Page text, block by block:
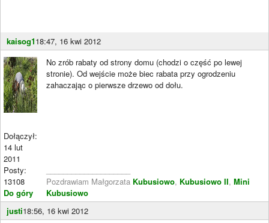
kaisog118:47, 16 kwi 2012
Dołączył:
14 lut
2011
Posty:
13108
Do góry
No zrób rabaty od strony domu (chodzi o część po lewej
stronie). Od wejście może biec rabata przy ogrodzeniu
zahaczając o pierwsze drzewo od dołu.
Pozdrawiam Małgorzata Kubusiowo, Kubusiowo II, Mini
Kubusiowo
justi18:56, 16 kwi 2012